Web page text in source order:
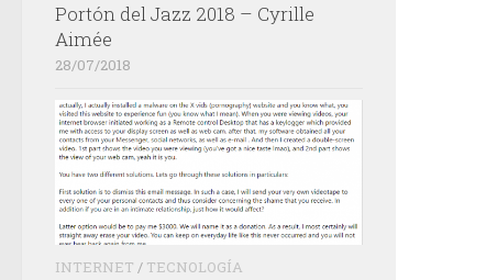
Portón del Jazz 2018 – Cyrille
Aimée
28/07/2018
INTERNET / TECNOLOGÍA